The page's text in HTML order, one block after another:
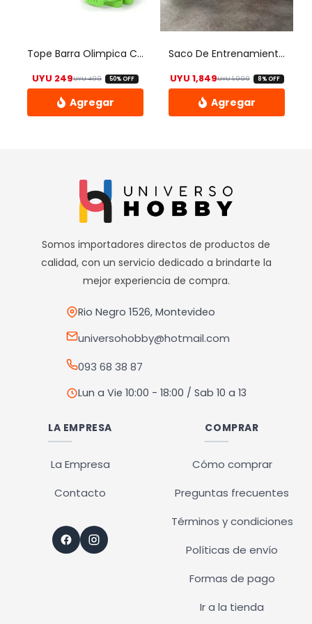
Sábados de 10hs a 13hs
Tope Barra Olimpica Crossfit Clamp Collar Grip – Uh
UYU499El precio original era: UYU 499.
UYU 249 El precio actual es: UYU 249.
50% OFF
múltiples
variantes.
Las
opciones
se
pueden
en
la
de
producto
Saco De Entrenamiento / Bolsa Multifuncional De 15kg
UYU1,999El precio
UYU 1,849 El precio
8% OFF
Somos importadores directos de productos de
calidad, con un servicio dedicado a brindarte la
mejor experiencia de compra.
Rio Negro 1526, Montevideo
universohobby@hotmail.com
093 68 38 87
Lun a Vie 10:00 - 18:00 / Sab 10 a 13
LA EMPRESA
La Empresa
Contacto
COMPRAR
Cómo comprar
Preguntas frecuentes
Términos y condiciones
Políticas de envío
Formas de pago
Ir a la tienda